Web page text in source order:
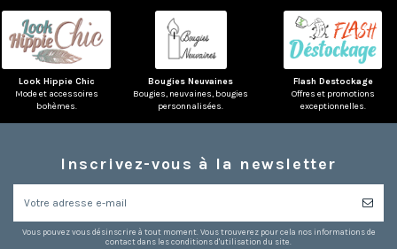
Look Hippie Chic
Mode et accessoires
bohèmes.
Bougies Neuvaines
Bougies, neuvaines, bougies
personnalisées.
Flash Destockage
Offres et promotions
exceptionnelles.
Inscrivez-vous à la newsletter
Vous pouvez vous désinscrire à tout moment. Vous trouverez pour cela nos informations de
contact dans les conditions d'utilisation du site.